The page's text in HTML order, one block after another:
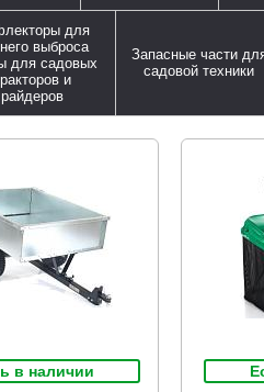
для
выброса
для садовых
и
райдеров
Запасные части
садовой техники
в наличии